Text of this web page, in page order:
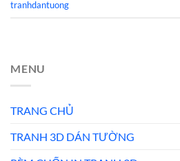
tranhdantuong
MENU
TRANG CHỦ
TRANH 3D DÁN TƯỜNG